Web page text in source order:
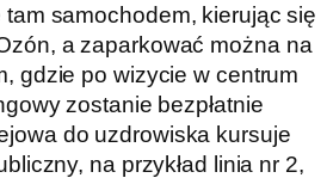
samochodem, kierując się
a zaparkować można na
gdzie po wizycie w centrum
zostanie bezpłatnie
do uzdrowiska kursuje
na przykład linia nr 2,